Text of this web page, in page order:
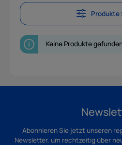
Keine Produkte
Abonnieren Sie jetzt unseren
Newsletter, um rechtzeitig über